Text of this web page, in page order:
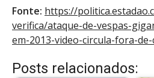
Fonte: https://
verifica/ataque-de-vespas-
em-2013-video-circula-fora-
Posts relacionados: